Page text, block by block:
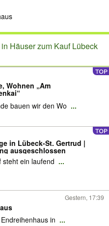
in Häuser zum Kauf Lübeck
Wohnen „Am
bauen wir den Wo ...
in Lübeck-St. Gertrud |
ausgeschlossen
steht ein laufend ...
Gestern, 17:39
in ...